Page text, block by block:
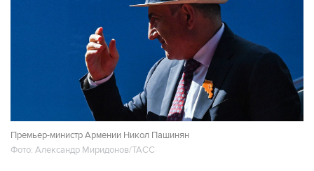
Премьер-министр Армении Никол Пашинян
Фото: Александр Миридонов/ТАСС
Москва. 7 августа. INTERFAX.RU - Армения